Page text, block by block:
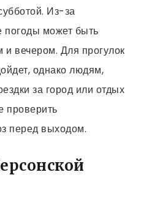
Из-за
может быть
и вечером. Для прогулок
однако людям,
за город или отдых
проверить
перед выходом.